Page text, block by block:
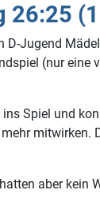
26:25
D-Jugend
(nur
Spiel und
aber